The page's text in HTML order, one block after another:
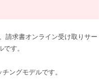
請求書オンライン受け取りサー
す。
ングモデルです。